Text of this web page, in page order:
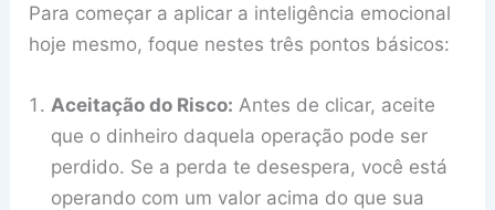
Para começar a aplicar a inteligência emocional
hoje mesmo, foque nestes três pontos básicos:
Aceitação do Risco: Antes de clicar, aceite
que o dinheiro daquela operação pode ser
perdido. Se a perda te desespera, você está
operando com um valor acima do que sua